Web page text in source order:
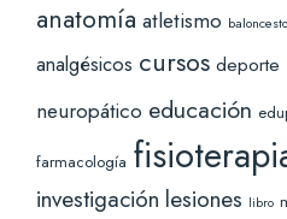
anatomía atletismo baloncesto
analgésicos cursos deporte
neuropático educación
farmacología
investigación lesiones libro